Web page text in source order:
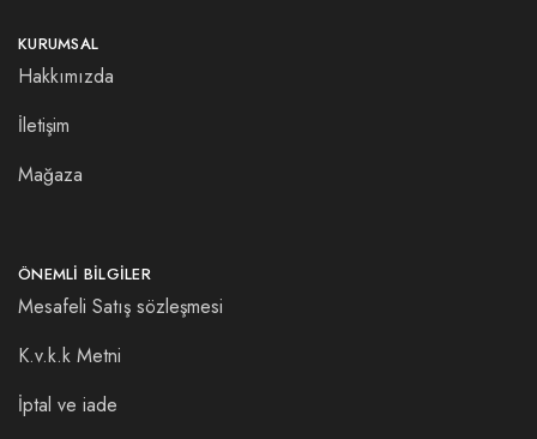
KURUMSAL
Hakkımızda
İletişim
Mağaza
ÖNEMLI BILGILER
Mesafeli Satış sözleşmesi
K.v.k.k Metni
İptal ve iade